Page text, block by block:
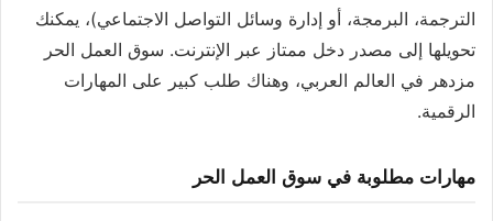
الترجمة، البرمجة، أو إدارة وسائل التواصل الاجتماعي)، يمكنك
تحويلها إلى مصدر دخل ممتاز عبر الإنترنت. سوق العمل الحر
مزدهر في العالم العربي، وهناك طلب كبير على المهارات
الرقمية.
مهارات مطلوبة في سوق العمل الحر